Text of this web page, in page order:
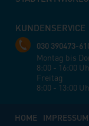
KUNDENSERVICE
030 390473-
Montag bis
8:00 - 16:00
Freitag
8:00 - 13:00
HOME IMPRESSUM